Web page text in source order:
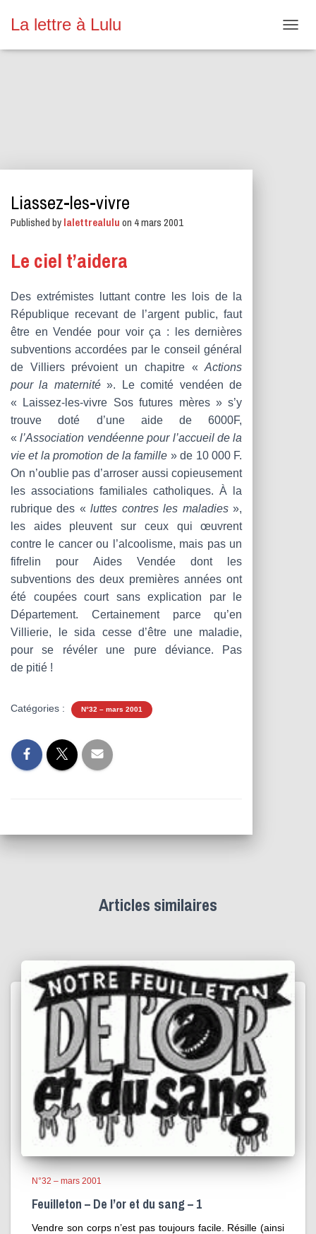
La lettre à Lulu
U
Liassez-les-vivre
Published bylalettrealuluon 4 mars 2001
Le ciel t’aidera
Des extrémistes luttant contre les lois de la
République recevant de l’argent public, faut
être en Vendée pour voir ça : les dernières
subventions accordées par le conseil général
de Villiers prévoient un chapitre «Actions
pour la maternité». Le comité vendéen de
« Laissez-les-vivre Sos futures mères » s’y
trouve doté d’une aide de 6000F,
«l’Association vendéenne pour l’accueil de la
vie et la promotion de la famille » de 10 000 F.
On n’oublie pas d’arroser aussi copieusement
les associations familiales catholiques. À la
rubrique des «luttes contres les maladies»,
les aides pleuvent sur ceux qui œuvrent
contre le cancer ou l’alcoolisme, mais pas un
fifrelin pour Aides Vendée dont les
subventions des deux premières années ont
été coupées court sans explication par le
Département. Certainement parce qu’en
Villierie, le sida cesse d’être une maladie,
pour se révéler une pure déviance. Pas
de pitié !
Catégories : N°32 – mars 2001
Articles similaires
N°32 – mars 2001
Feuilleton – De l’or et du sang – 1
Vendre son corps n’est pas toujours facile. Résille (ainsi